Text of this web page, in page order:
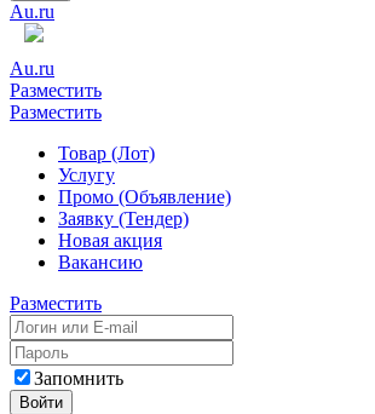
Au.ru
Au.ru
Разместить
Разместить
Товар (Лот)
Услугу
Промо (Объявление)
Заявку (Тендер)
Новая акция
Вакансию
Разместить
Запомнить
Войти